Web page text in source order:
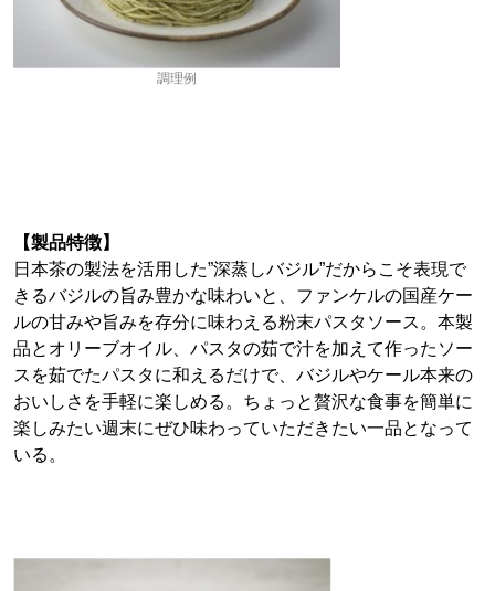
調理例
【製品特徴】
日本茶の製法を活用した”深蒸しバジル”だからこそ表現で
きるバジルの旨み豊かな味わいと、ファンケルの国産ケー
ルの甘みや旨みを存分に味わえる粉末パスタソース。本製
品とオリーブオイル、パスタの茹で汁を加えて作ったソー
スを茹でたパスタに和えるだけで、バジルやケール本来の
おいしさを手軽に楽しめる。ちょっと贅沢な食事を簡単に
楽しみたい週末にぜひ味わっていただきたい一品となって
いる。